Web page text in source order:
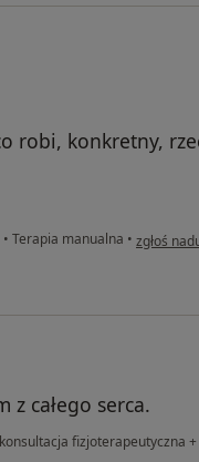
robi, konkretny,
• Terapia manualna • w opinii
zgłoś
z całego serca.
konsultacja fizjoterapeutyczna +